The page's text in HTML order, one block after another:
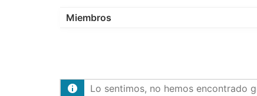
Miembros
Lo sentimos, no hemos encontrado